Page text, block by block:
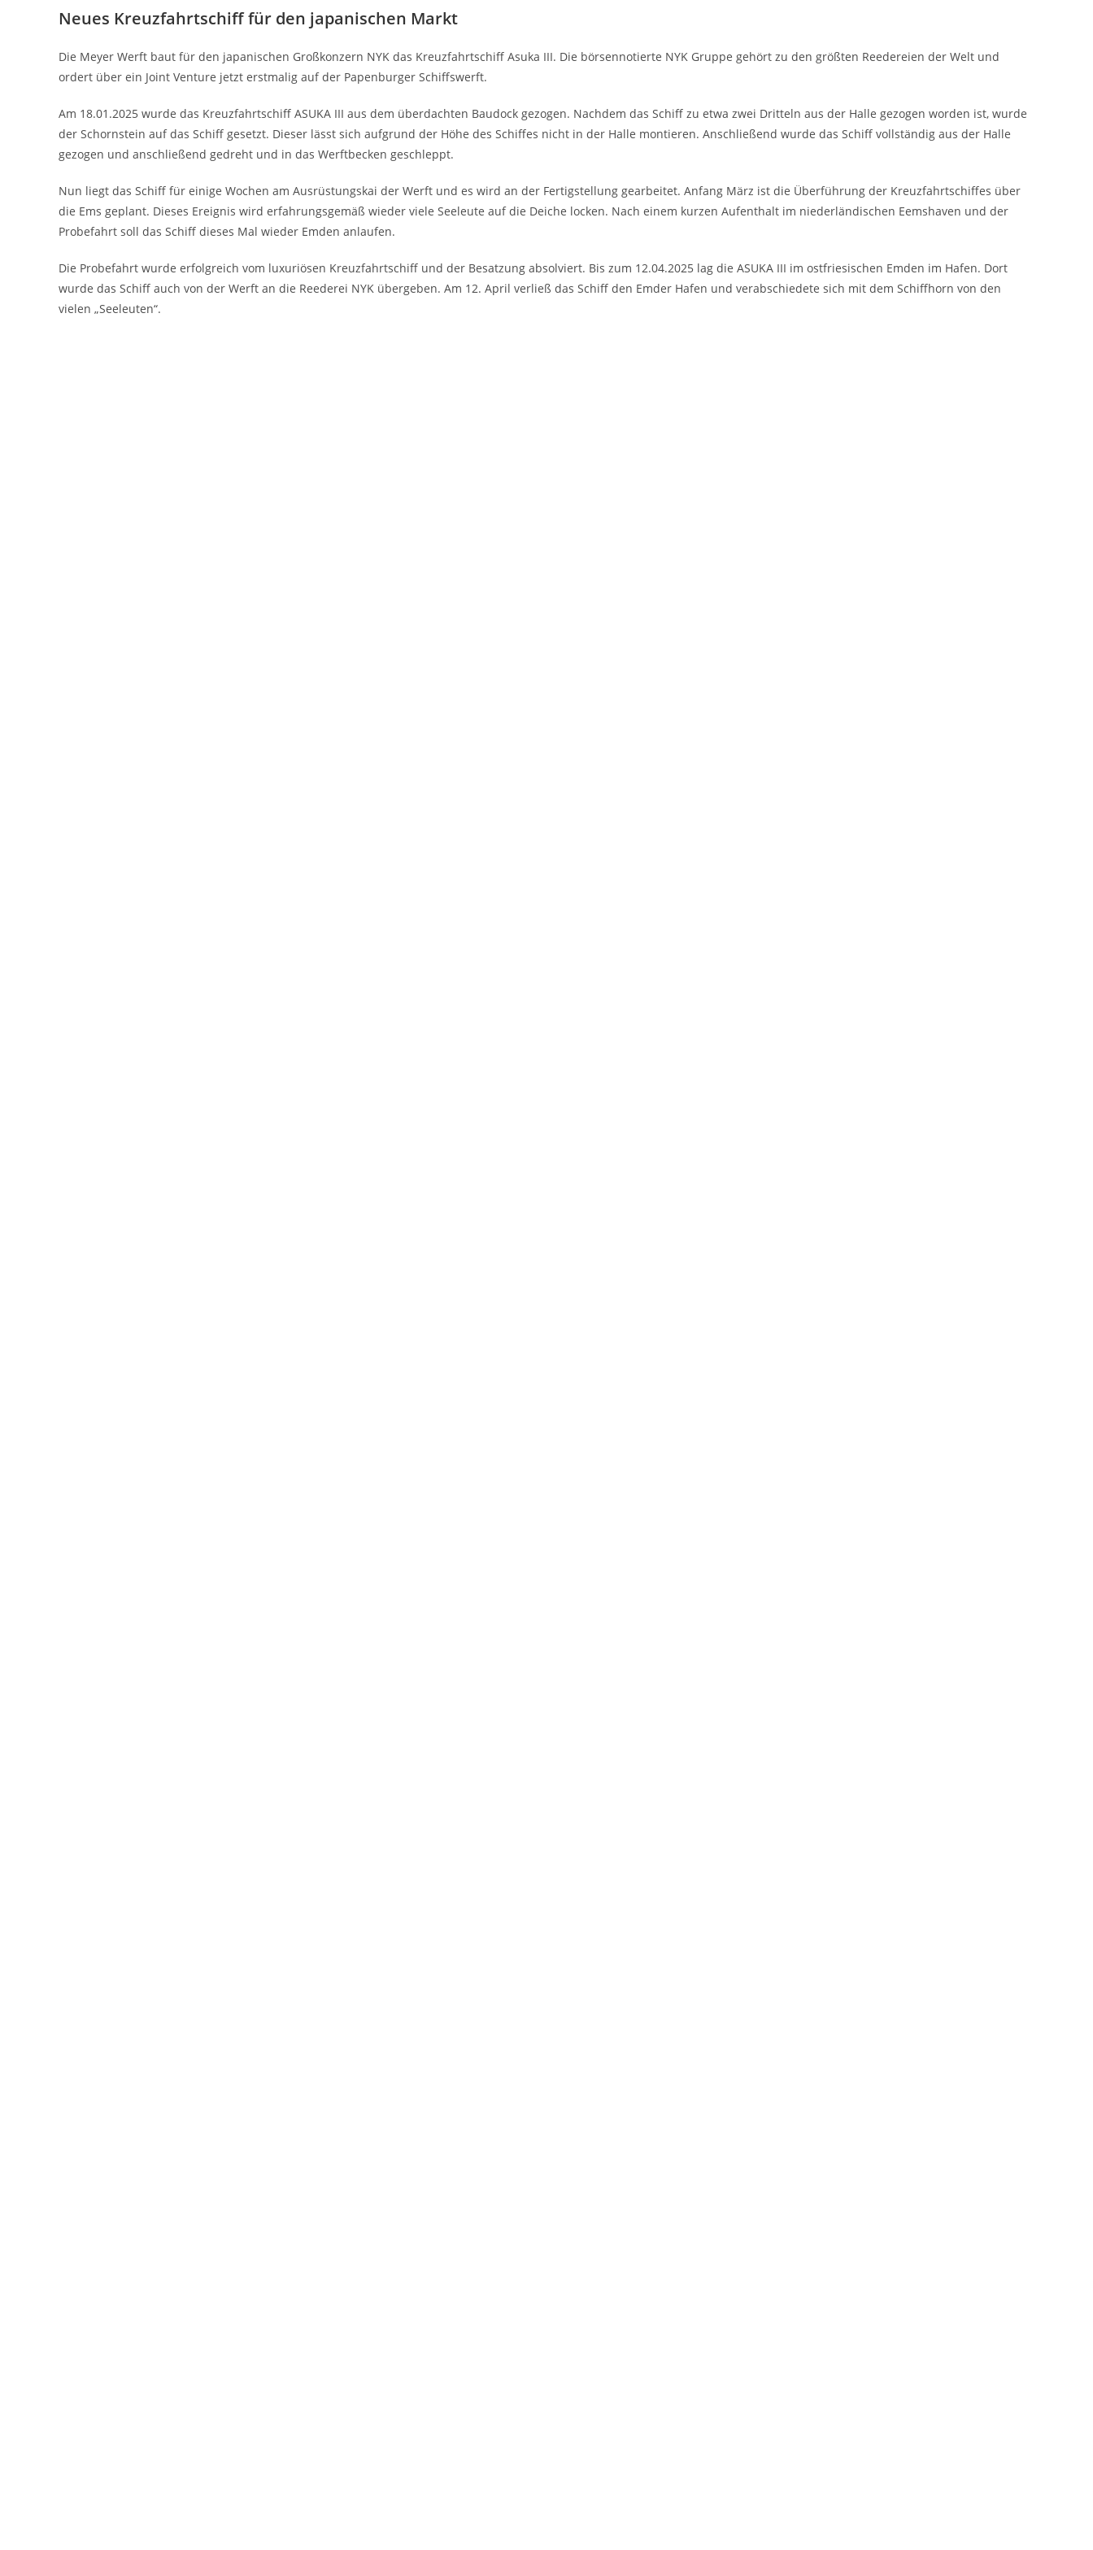
Neues Kreuzfahrtschiff für den japanischen Markt
Die Meyer Werft baut für den japanischen Großkonzern NYK das Kreuzfahrtschiff Asuka III. Die börsennotierte NYK Gruppe gehört zu den größten Reedereien der Welt und
ordert über ein Joint Venture jetzt erstmalig auf der Papenburger Schiffswerft.
Am 18.01.2025 wurde das Kreuzfahrtschiff ASUKA III aus dem überdachten Baudock gezogen. Nachdem das Schiff zu etwa zwei Dritteln aus der Halle gezogen worden ist, wurde
der Schornstein auf das Schiff gesetzt. Dieser lässt sich aufgrund der Höhe des Schiffes nicht in der Halle montieren. Anschließend wurde das Schiff vollständig aus der Halle
gezogen und anschließend gedreht und in das Werftbecken geschleppt.
Nun liegt das Schiff für einige Wochen am Ausrüstungskai der Werft und es wird an der Fertigstellung gearbeitet. Anfang März ist die Überführung der Kreuzfahrtschiffes über
die Ems geplant. Dieses Ereignis wird erfahrungsgemäß wieder viele Seeleute auf die Deiche locken. Nach einem kurzen Aufenthalt im niederländischen Eemshaven und der
Probefahrt soll das Schiff dieses Mal wieder Emden anlaufen.
Die Probefahrt wurde erfolgreich vom luxuriösen Kreuzfahrtschiff und der Besatzung absolviert. Bis zum 12.04.2025 lag die ASUKA III im ostfriesischen Emden im Hafen. Dort
wurde das Schiff auch von der Werft an die Reederei NYK übergeben. Am 12. April verließ das Schiff den Emder Hafen und verabschiedete sich mit dem Schiffhorn von den
vielen „Seeleuten“.